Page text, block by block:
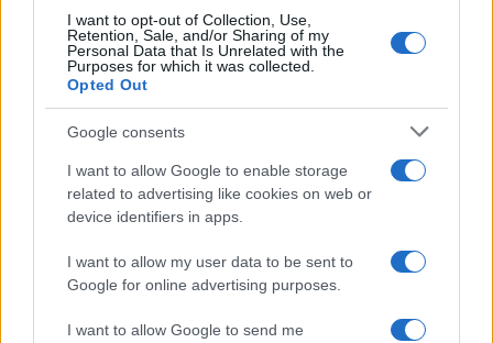
I want to opt-out of Collection, Use,
Retention, Sale, and/or Sharing of my
Personal Data that Is Unrelated with the
Purposes for which it was collected.
Opted Out
Google consents
I want to allow Google to enable storage
related to advertising like cookies on web or
device identifiers in apps.
I want to allow my user data to be sent to
Google for online advertising purposes.
I want to allow Google to send me
più accessibili spinge molte famiglie a rivolgersi a
strutture fuori provincia, lontane dal luogo di
residenza dell’anziano. Nell’ultimo anno il
l’allungamento delle liste d’attesa nelle
Montagna, con un aumento del 42%, e
Valpadana, con un incremento del 37%. Il tasso
medio di attesa per l’ingresso è di116 giorni